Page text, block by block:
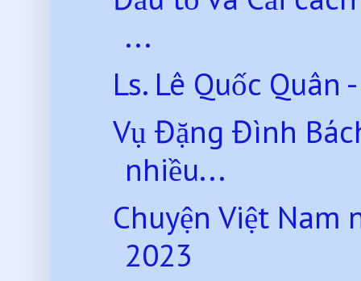
...
Ls. Lê Quốc Quân
Vụ Đặng Đình
nhiều...
Chuyện Việt Nam
2023